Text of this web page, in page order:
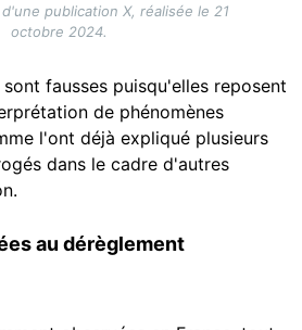
publication X, réalisée le 21
octobre 2024.
fausses puisqu'elles reposent
de phénomènes
l'ont déjà expliqué plusieurs
dans le cadre d'autres
au dérèglement